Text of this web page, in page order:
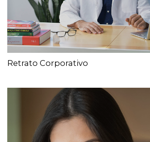
Retrato Corporativo